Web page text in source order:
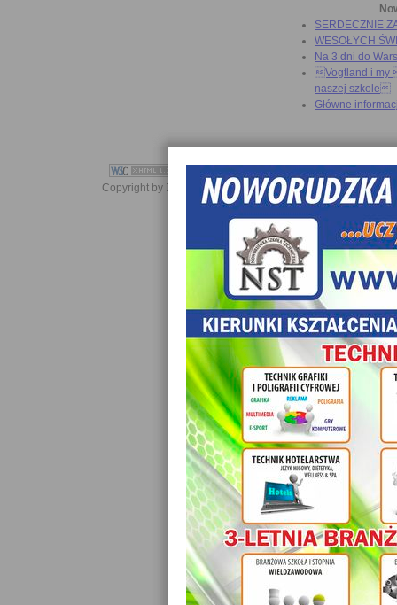
SERDECZNIE
WESOŁYCH
Na 3 dni do
Vogtland i my
naszej szkole
Główne
Copyright by Daniel JabĹoĹski 2006-2021. All rights